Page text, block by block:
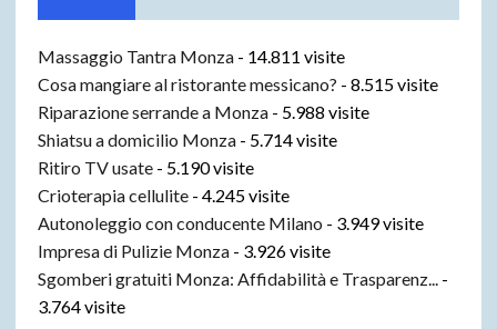
Massaggio Tantra Monza- 14.811 visite
Cosa mangiare al ristorante messicano? - 8.515 visite
Riparazione serrande a Monza- 5.988 visite
Shiatsu a domicilio Monza- 5.714 visite
Ritiro TV usate- 5.190 visite
Crioterapia cellulite- 4.245 visite
Autonoleggio con conducente Milano - 3.949 visite
Impresa di Pulizie Monza- 3.926 visite
Sgomberi gratuiti Monza: Affidabilità e Trasparenz...
-
3.764 visite